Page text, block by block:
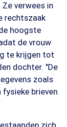
verwees in
rechtszaak
hoogste
de vrouw
te krijgen tot
dochter. "De
zoals
brieven
zich